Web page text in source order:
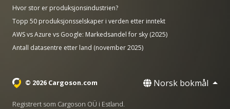
Hvor stor er produksjonsindustrien?
Topp 50 produksjonsselskaper i verden etter inntekt
AWS vs Azure vs Google: Markedsandel for sky (2025)
Antall datasentre etter land (november 2025)
© 2026 Cargoson.com Norsk bokmål
Registrert som Cargoson OÜ i Estland.